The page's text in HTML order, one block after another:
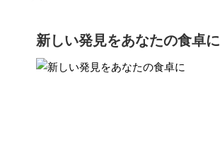
新しい発見をあなたの食卓に